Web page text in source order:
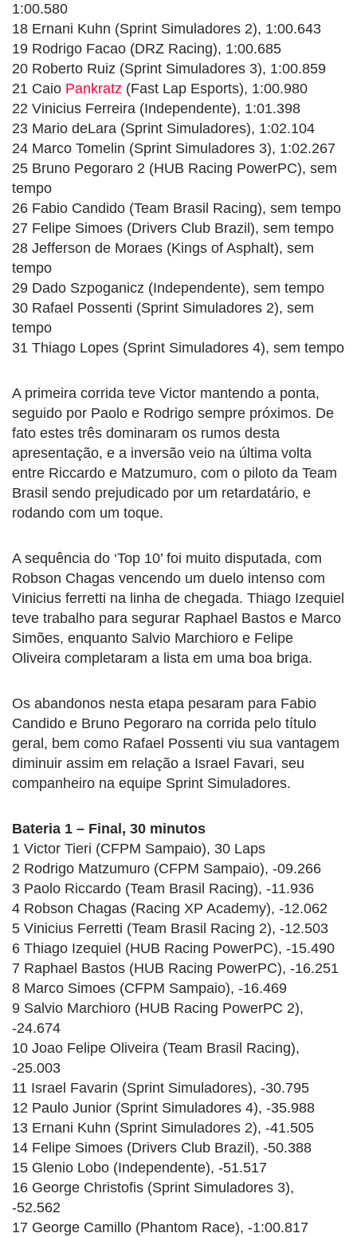
1:00.580
18 Ernani Kuhn (Sprint Simuladores 2), 1:00.643
19 Rodrigo Facao (DRZ Racing), 1:00.685
20 Roberto Ruiz (Sprint Simuladores 3), 1:00.859
21 Caio Pankratz (Fast Lap Esports), 1:00.980
22 Vinicius Ferreira (Independente), 1:01.398
23 Mario deLara (Sprint Simuladores), 1:02.104
24 Marco Tomelin (Sprint Simuladores 3), 1:02.267
25 Bruno Pegoraro 2 (HUB Racing PowerPC), sem
tempo
26 Fabio Candido (Team Brasil Racing), sem tempo
27 Felipe Simoes (Drivers Club Brazil), sem tempo
28 Jefferson de Moraes (Kings of Asphalt), sem
tempo
29 Dado Szpoganicz (Independente), sem tempo
30 Rafael Possenti (Sprint Simuladores 2), sem
tempo
31 Thiago Lopes (Sprint Simuladores 4), sem tempo
A primeira corrida teve Victor mantendo a ponta,
seguido por Paolo e Rodrigo sempre próximos. De
fato estes três dominaram os rumos desta
apresentação, e a inversão veio na última volta
entre Riccardo e Matzumuro, com o piloto da Team
Brasil sendo prejudicado por um retardatário, e
rodando com um toque.
A sequência do ‘Top 10’ foi muito disputada, com
Robson Chagas vencendo um duelo intenso com
Vinicius ferretti na linha de chegada. Thiago Izequiel
teve trabalho para segurar Raphael Bastos e Marco
Simões, enquanto Salvio Marchioro e Felipe
Oliveira completaram a lista em uma boa briga.
Os abandonos nesta etapa pesaram para Fabio
Candido e Bruno Pegoraro na corrida pelo título
geral, bem como Rafael Possenti viu sua vantagem
diminuir assim em relação a Israel Favari, seu
companheiro na equipe Sprint Simuladores.
Bateria 1 – Final, 30 minutos
1 Victor Tieri (CFPM Sampaio), 30 Laps
2 Rodrigo Matzumuro (CFPM Sampaio), -09.266
3 Paolo Riccardo (Team Brasil Racing), -11.936
4 Robson Chagas (Racing XP Academy), -12.062
5 Vinicius Ferretti (Team Brasil Racing 2), -12.503
6 Thiago Izequiel (HUB Racing PowerPC), -15.490
7 Raphael Bastos (HUB Racing PowerPC), -16.251
8 Marco Simoes (CFPM Sampaio), -16.469
9 Salvio Marchioro (HUB Racing PowerPC 2),
-24.674
10 Joao Felipe Oliveira (Team Brasil Racing),
-25.003
11 Israel Favarin (Sprint Simuladores), -30.795
12 Paulo Junior (Sprint Simuladores 4), -35.988
13 Ernani Kuhn (Sprint Simuladores 2), -41.505
14 Felipe Simoes (Drivers Club Brazil), -50.388
15 Glenio Lobo (Independente), -51.517
16 George Christofis (Sprint Simuladores 3),
-52.562
17 George Camillo (Phantom Race), -1:00.817